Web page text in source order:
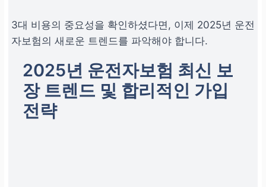
3대 비용의 중요성을 확인하셨다면, 이제 2025년 운전
자보험의 새로운 트렌드를 파악해야 합니다.
2025년 운전자보험 최신 보
장 트렌드 및 합리적인 가입
전략